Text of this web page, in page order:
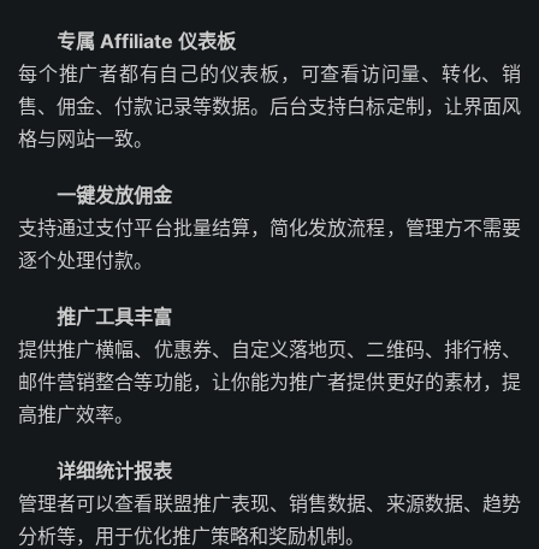
专属 Affiliate 仪表板
每个推广者都有自己的仪表板，可查看访问量、转化、销
售、佣金、付款记录等数据。后台支持白标定制，让界面风
格与网站一致。
一键发放佣金
支持通过支付平台批量结算，简化发放流程，管理方不需要
逐个处理付款。
推广工具丰富
提供推广横幅、优惠券、自定义落地页、二维码、排行榜、
邮件营销整合等功能，让你能为推广者提供更好的素材，提
高推广效率。
详细统计报表
管理者可以查看联盟推广表现、销售数据、来源数据、趋势
分析等，用于优化推广策略和奖励机制。